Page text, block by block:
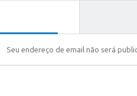
Seu endereço de email não será